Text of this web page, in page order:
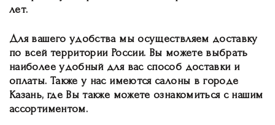
лет.
Для вашего удобства мы осуществляем доставку
по всей территории России. Вы можете выбрать
наиболее удобный для вас способ доставки и
оплаты. Также у нас имеются салоны в городе
Казань, где Вы также можете ознакомиться с нашим
ассортиментом.